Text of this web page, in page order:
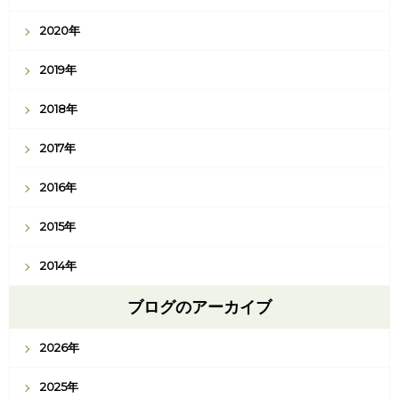
2020年
2019年
2018年
2017年
2016年
2015年
2014年
ブログのアーカイブ
2026年
2025年